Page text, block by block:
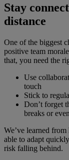
Stay
distance
One of the biggest
positive team
that, you need the
Use
touch
Stick to
Don’t forget
breaks or
We’ve learned
able to adapt
risk falling behind.